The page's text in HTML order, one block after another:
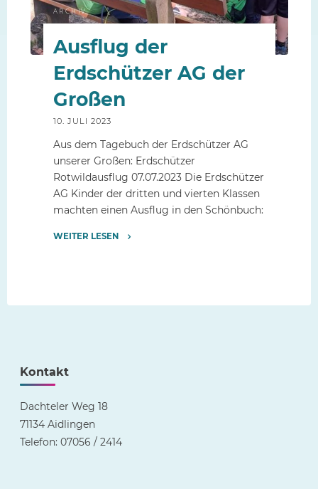
ARCHIV
Ausflug der
Erdschützer AG der
Großen
10. JULI 2023
Aus dem Tagebuch der Erdschützer AG
unserer Großen: Erdschützer
Rotwildausflug 07.07.2023 Die Erdschützer
AG Kinder der dritten und vierten Klassen
machten einen Ausflug in den Schönbuch:
WEITER LESEN
Kontakt
Dachteler Weg 18
71134 Aidlingen
Telefon: 07056 / 2414